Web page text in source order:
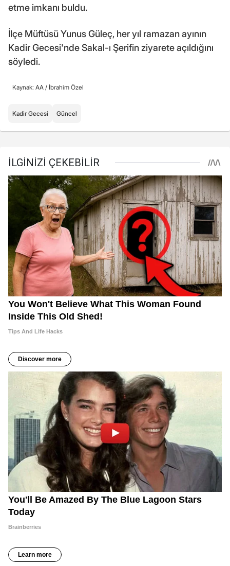
etme imkanı buldu.
İlçe Müftüsü Yunus Güleç, her yıl ramazan ayının
Kadir Gecesi'nde Sakal-ı Şerifin ziyarete açıldığını
söyledi.
Kaynak: AA / İbrahim Özel
Kadir Gecesi Güncel